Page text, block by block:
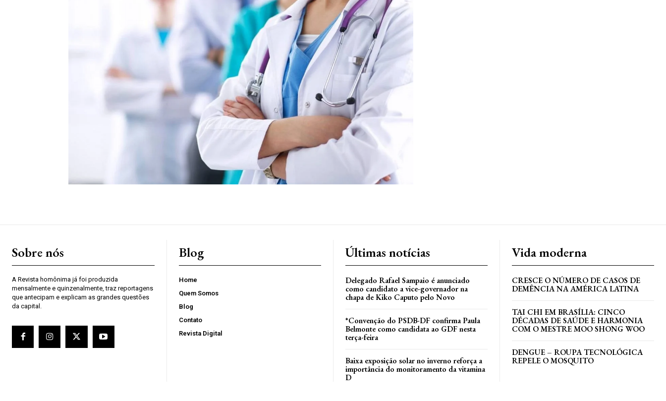
Sobre nós
A Revista homônima já foi produzida
mensalmente e quinzenalmente, traz reportagens
que antecipam e explicam as grandes questões
da capital.
Blog
Home
Quem Somos
Blog
Contato
Revista Digital
Últimas notícias
Delegado Rafael Sampaio é anunciado
como candidato a vice-governador na
chapa de Kiko Caputo pelo Novo
*Convenção do PSDB-DF confirma Paula
Belmonte como candidata ao GDF nesta
terça-feira
Baixa exposição solar no inverno reforça a
importância do monitoramento da vitamina
D
Vida moderna
CRESCE O NÚMERO DE CASOS DE
DEMÊNCIA NA AMÉRICA LATINA
TAI CHI EM BRASÍLIA: CINCO
DÉCADAS DE SAÚDE E HARMONIA
COM O MESTRE MOO SHONG WOO
DENGUE – ROUPA TECNOLÓGICA
REPELE O MOSQUITO